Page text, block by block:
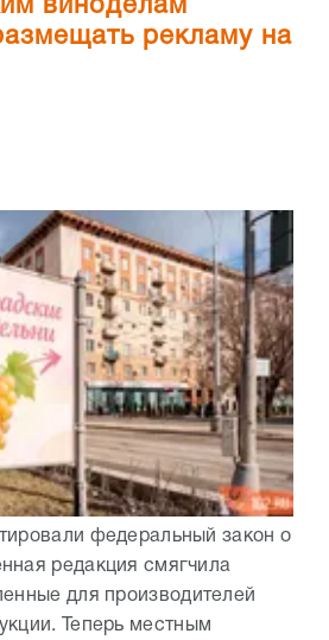
виноделам
рекламу на
федеральный закон о
редакция смягчила
для производителей
Теперь местным